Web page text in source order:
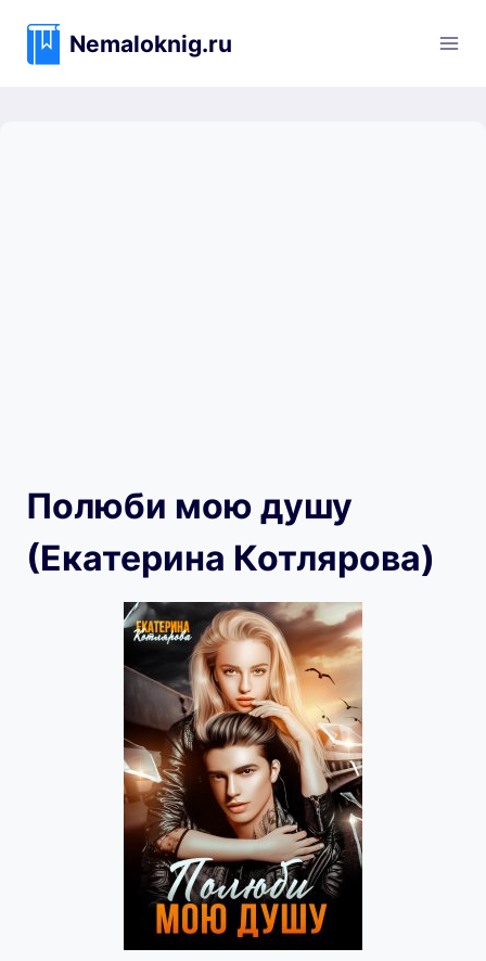
содержимому
Nemaloknig.ru
Полюби мою душу
(Екатерина Котлярова)